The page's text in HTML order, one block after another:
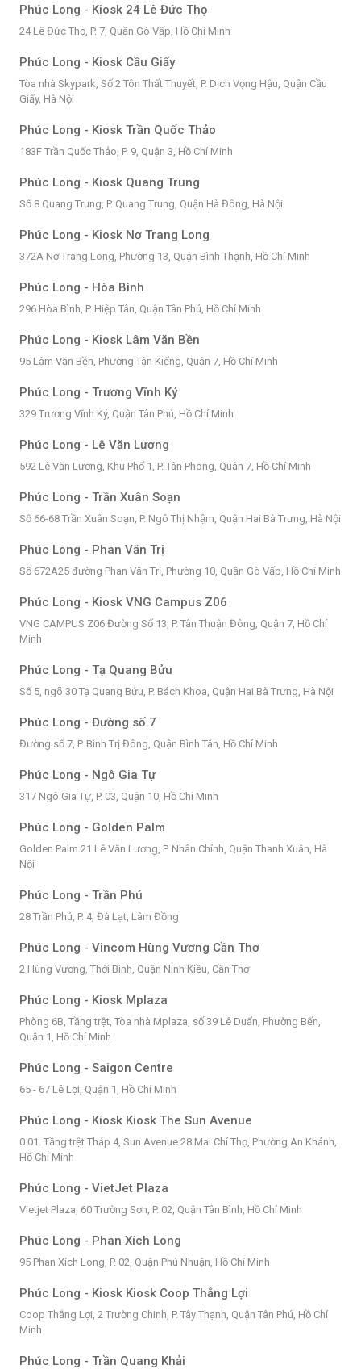
Phúc Long - Kiosk 24 Lê Đức Thọ
24 Lê Đức Thọ, P. 7, Quận Gò Vấp, Hồ Chí Minh
Phúc Long - Kiosk Cầu Giấy
Tòa nhà Skypark, Số 2 Tôn Thất Thuyết, P. Dịch Vọng Hậu, Quận Cầu
Giấy, Hà Nội
Phúc Long - Kiosk Trần Quốc Thảo
183F Trần Quốc Thảo, P. 9, Quận 3, Hồ Chí Minh
Phúc Long - Kiosk Quang Trung
Số 8 Quang Trung, P. Quang Trung, Quận Hà Đông, Hà Nội
Phúc Long - Kiosk Nơ Trang Long
372A Nơ Trang Long, Phường 13, Quận Bình Thạnh, Hồ Chí Minh
Phúc Long - Hòa Bình
296 Hòa Bình, P. Hiệp Tân, Quận Tân Phú, Hồ Chí Minh
Phúc Long - Kiosk Lâm Văn Bền
95 Lâm Văn Bền, Phường Tân Kiểng, Quận 7, Hồ Chí Minh
Phúc Long - Trương Vĩnh Ký
329 Trương Vĩnh Ký, Quận Tân Phú, Hồ Chí Minh
Phúc Long - Lê Văn Lương
592 Lê Văn Lương, Khu Phố 1, P. Tân Phong, Quận 7, Hồ Chí Minh
Phúc Long - Trần Xuân Soạn
Số 66-68 Trần Xuân Soạn, P. Ngô Thị Nhậm, Quận Hai Bà Trưng, Hà Nội
Phúc Long - Phan Văn Trị
Số 672A25 đường Phan Văn Trị, Phường 10, Quận Gò Vấp, Hồ Chí Minh
Phúc Long - Kiosk VNG Campus Z06
VNG CAMPUS Z06 Đường Số 13, P. Tân Thuận Đông, Quận 7, Hồ Chí
Minh
Phúc Long - Tạ Quang Bửu
Số 5, ngõ 30 Tạ Quang Bửu, P. Bách Khoa, Quận Hai Bà Trưng, Hà Nội
Phúc Long - Đường số 7
Đường số 7, P. Bình Trị Đông, Quận Bình Tân, Hồ Chí Minh
Phúc Long - Ngô Gia Tự
317 Ngô Gia Tự, P. 03, Quận 10, Hồ Chí Minh
Phúc Long - Golden Palm
Golden Palm 21 Lê Văn Lương, P. Nhân Chính, Quận Thanh Xuân, Hà
Nội
Phúc Long - Trần Phú
28 Trần Phú, P. 4, Đà Lạt, Lâm Đồng
Phúc Long - Vincom Hùng Vương Cần Thơ
2 Hùng Vương, Thới Bình, Quận Ninh Kiều, Cần Thơ
Phúc Long - Kiosk Mplaza
Phòng 6B, Tầng trệt, Tòa nhà Mplaza, số 39 Lê Duẩn, Phường Bến,
Quận 1, Hồ Chí Minh
Phúc Long - Saigon Centre
65 - 67 Lê Lợi, Quận 1, Hồ Chí Minh
Phúc Long - Kiosk Kiosk The Sun Avenue
0.01. Tầng trệt Tháp 4, Sun Avenue 28 Mai Chí Thọ, Phường An Khánh,
Hồ Chí Minh
Phúc Long - VietJet Plaza
Vietjet Plaza, 60 Trường Sơn, P. 02, Quận Tân Bình, Hồ Chí Minh
Phúc Long - Phan Xích Long
95 Phan Xích Long, P. 02, Quận Phú Nhuận, Hồ Chí Minh
Phúc Long - Kiosk Kiosk Coop Thắng Lợi
Coop Thắng Lợi, 2 Trường Chinh, P. Tây Thạnh, Quận Tân Phú, Hồ Chí
Minh
Phúc Long - Trần Quang Khải